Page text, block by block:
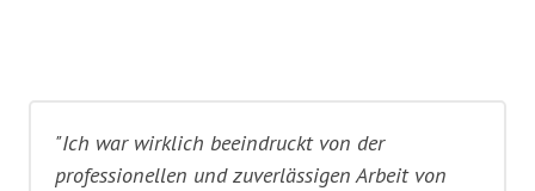
"Ich war wirklich beeindruckt von der
professionellen und zuverlässigen Arbeit von